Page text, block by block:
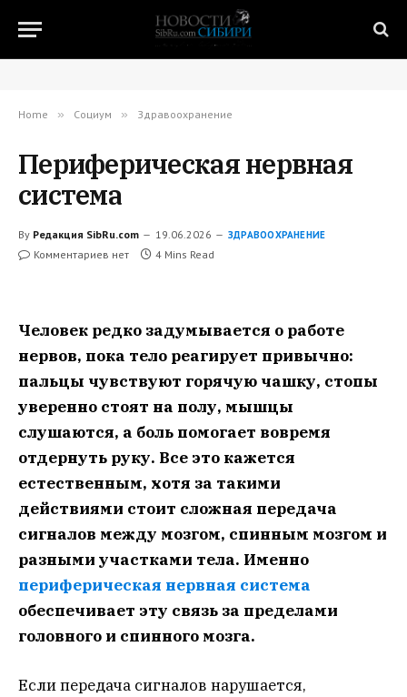
Home » Социум » Здравоохранение
Периферическая нервная
система
By Редакция SibRu.com 19.06.2026 ЗДРАВООХРАНЕНИЕ
Комментариев нет 4 Mins Read
Человек редко задумывается о работе
нервов, пока тело реагирует привычно:
пальцы чувствуют горячую чашку, стопы
уверенно стоят на полу, мышцы
слушаются, а боль помогает вовремя
отдернуть руку. Все это кажется
естественным, хотя за такими
действиями стоит сложная передача
сигналов между мозгом, спинным мозгом и
разными участками тела. Именно
периферическая нервная система
обеспечивает эту связь за пределами
головного и спинного мозга.
Если передача сигналов нарушается,